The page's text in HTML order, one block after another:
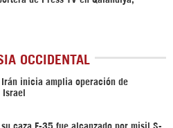
OCCIDENTAL
Irán inicia amplia operación de
Israel
caza F-35 fue alcanzado por misil S-